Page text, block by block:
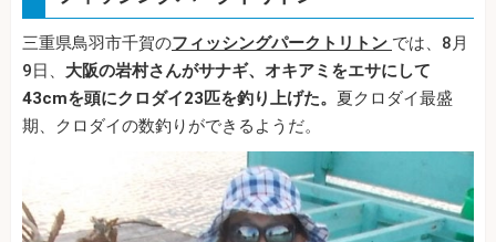
三重県鳥羽市千賀のフィッシングパークトリトン では、8月
9日、 大阪の岩村さんがサナギ、オキアミをエサにして
43cmを頭にクロダイ23匹を釣り上げた。 夏クロダイ最盛
期、クロダイの数釣りができるようだ。